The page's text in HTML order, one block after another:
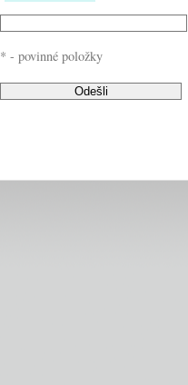
* - povinné položky